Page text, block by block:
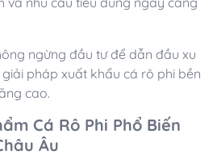
ngừng đầu tư để dẫn đầu xu
pháp xuất khẩu cá rô phi bền
cao.
Cá Rô Phi Phổ Biến
Âu